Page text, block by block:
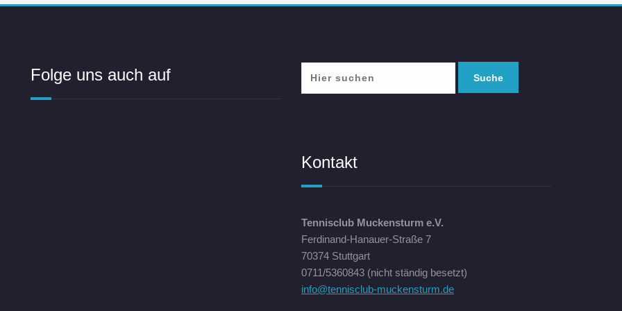
Folge uns auch auf
Kontakt
Tennisclub Muckensturm e.V.
Ferdinand-Hanauer-Straße 7
70374 Stuttgart
0711/5360843 (nicht ständig besetzt)
info@tennisclub-muckensturm.de